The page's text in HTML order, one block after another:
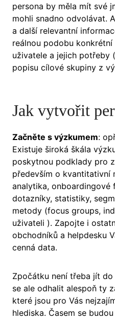
persona by měla mít své
mohli snadno odvolávat.
a další relevantní
reálnou podobu
uživatele a jejich potřeby
popisu cílové skupiny z
Jak vytvořit
Začněte s výzkumem:
Existuje široká škála
poskytnou podklady pro
především o kvantitativní
analytika, onboardingové
dotazníky, statistiky,
metody (focus groups,
uživateli ). Zapojte i
obchodníků a helpdesku
cenná data.
Zpočátku není třeba jít
se ale odhalit alespoň ty
které jsou pro Vás
hlediska. Časem se